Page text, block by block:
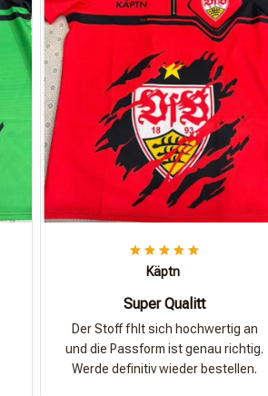
Käptn
Super Qualitt
Der Stoff fhlt sich hochwertig an
und die Passform ist genau richtig.
Werde definitiv wieder bestellen.